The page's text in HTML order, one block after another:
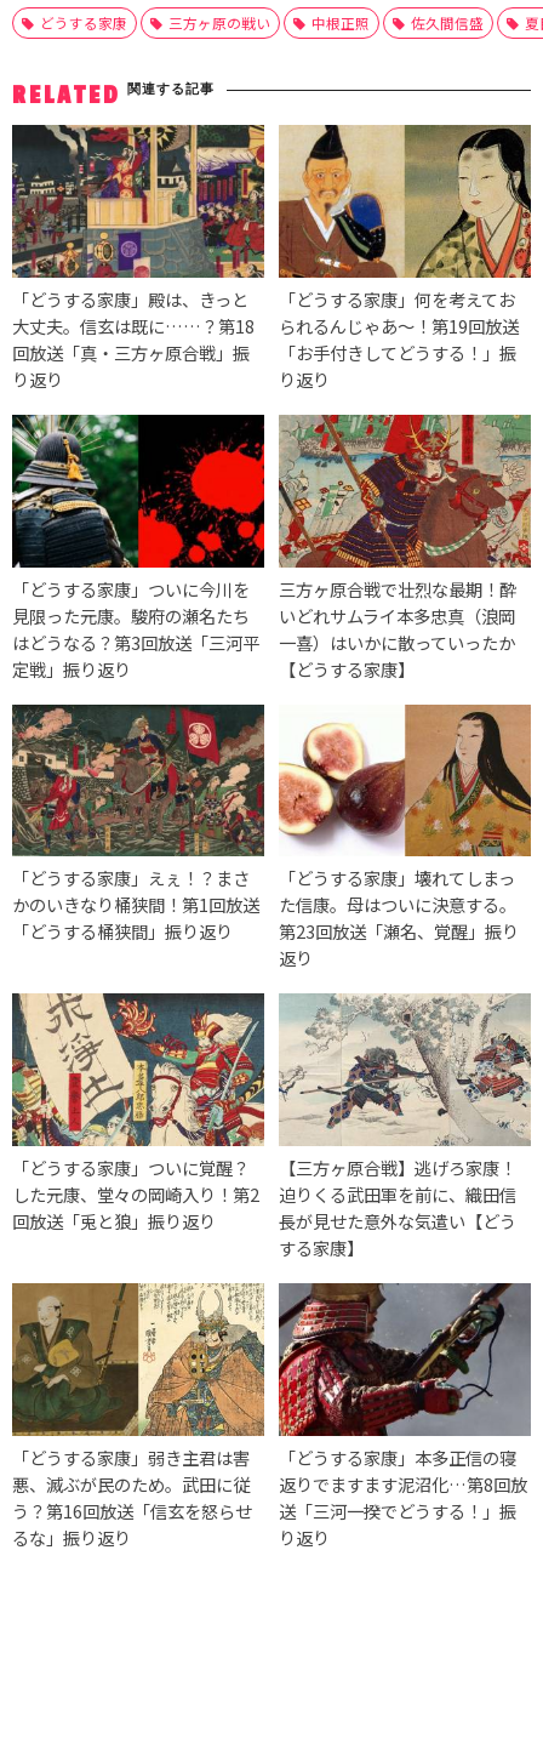
どうする家康 三方ヶ原の戦い 中根正照 佐久間信盛
RELATED 関連する記事
「どうする家康」殿は、きっと
大丈夫。信玄は既に……？第18
回放送「真・三方ヶ原合戦」振
り返り
「どうする家康」何を考えてお
られるんじゃあ～！第19回放送
「お手付きしてどうする！」振
り返り
「どうする家康」ついに今川を
見限った元康。駿府の瀬名たち
はどうなる？第3回放送「三河平
定戦」振り返り
三方ヶ原合戦で壮烈な最期！酔
いどれサムライ本多忠真（浪岡
一喜）はいかに散っていったか
【どうする家康】
「どうする家康」えぇ！？まさ
かのいきなり桶狭間！第1回放送
「どうする桶狭間」振り返り
「どうする家康」壊れてしまっ
た信康。母はついに決意する。
第23回放送「瀬名、覚醒」振り
返り
「どうする家康」ついに覚醒？
した元康、堂々の岡崎入り！第2
回放送「兎と狼」振り返り
【三方ヶ原合戦】逃げろ家康！
迫りくる武田軍を前に、織田信
長が見せた意外な気遣い【どう
する家康】
「どうする家康」弱き主君は害
悪、滅ぶが民のため。武田に従
う？第16回放送「信玄を怒らせ
るな」振り返り
「どうする家康」本多正信の寝
返りでますます泥沼化…第8回放
送「三河一揆でどうする！」振
り返り